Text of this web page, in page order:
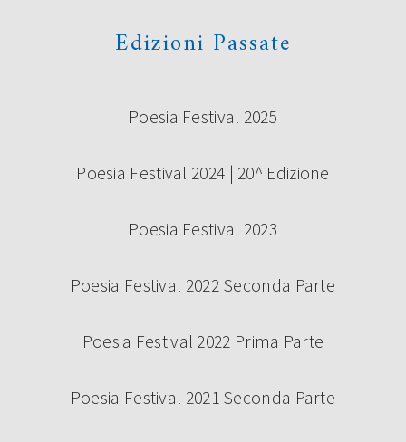
Edizioni Passate
Poesia Festival 2025
Poesia Festival 2024 | 20^ Edizione
Poesia Festival 2023
Poesia Festival 2022 Seconda Parte
Poesia Festival 2022 Prima Parte
Poesia Festival 2021 Seconda Parte